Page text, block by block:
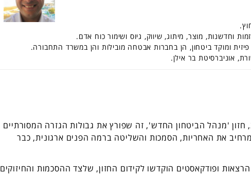
וחדשנות, מוצר, מיתוג, שיווק, גיוס ושימור כוח אדם.
ומוקד ביטחון, הן בחברות אבטחה מובילות והן במשרד התחבורה.
אוניברסיטת בר אילן.
בימיה הראשונים של הגילדה, לקראת סוף 2019, חזון 'מנהל הביטחון החדש', זה שפורץ את גבולות הגזרה המסורתיים
את האחריות, הסמכות והשליטה ברמה הפנים ארגונית, כבר
ופודקאסטים הוקדשו לקידום החזון, שלצד ההסכמות והחיזוקים